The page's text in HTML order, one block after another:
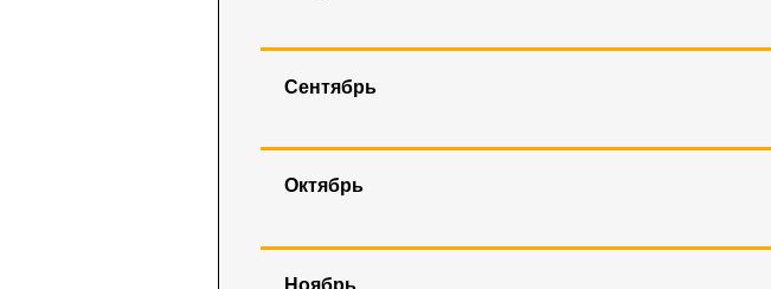
Сентябрь
Октябрь
Ноябрь